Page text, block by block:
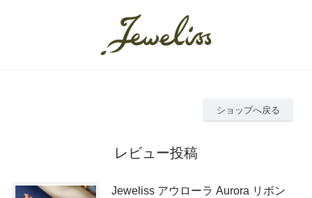
ショップへ戻る
レビュー投稿
Jeweliss アウローラ Aurora リボン